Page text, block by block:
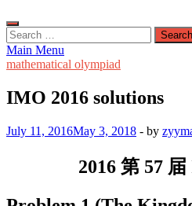
Search
for:
Main Menu
mathematical olympiad
IMO 2016 solutions
July 11, 2016May 3, 2018 - by
2016 第 57